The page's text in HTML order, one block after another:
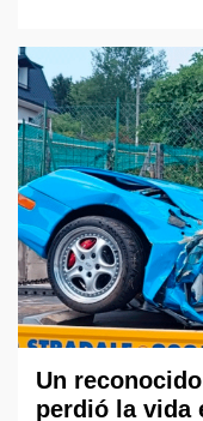
Un
perdió la vida